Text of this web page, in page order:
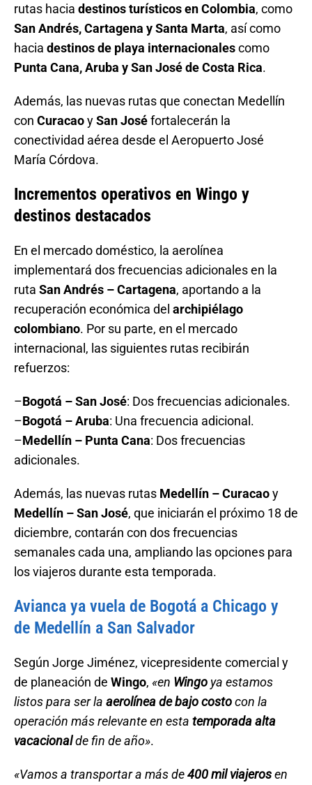
rutas hacia destinos turísticos en Colombia, como
San Andrés, Cartagena y Santa Marta, así como
hacia destinos de playa internacionalescomo
Punta Cana, Aruba y San José de Costa Rica.
Además, las nuevas rutas que conectan Medellín
con CuracaoySan Joséfortalecerán la
conectividad aérea desde el Aeropuerto José
María Córdova.
Incrementos operativos en Wingo y
destinos destacados
En el mercado doméstico, la aerolínea
implementará dos frecuencias adicionales en la
ruta San Andrés – Cartagena, aportando a la
recuperación económica del archipiélago
colombiano. Por su parte, en el mercado
internacional, las siguientes rutas recibirán
refuerzos:
–Bogotá – San José: Dos frecuencias adicionales.
–Bogotá – Aruba: Una frecuencia adicional.
–Medellín – Punta Cana: Dos frecuencias
adicionales.
Además, las nuevas rutas Medellín – Curacaoy
Medellín – San José, que iniciarán el próximo 18 de
diciembre, contarán con dos frecuencias
semanales cada una, ampliando las opciones para
los viajeros durante esta temporada.
Avianca ya vuela de Bogotá a Chicago y
de Medellín a San Salvador
Según Jorge Jiménez, vicepresidente comercial y
de planeación de Wingo, «en Wingo ya estamos
listos para ser la aerolínea de bajo costocon la
operación más relevante en esta temporada alta
vacacionalde fin de año».
«Vamos a transportar a más de400 mil viajerosen